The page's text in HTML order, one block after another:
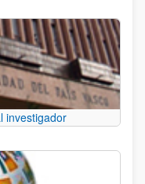
investigador